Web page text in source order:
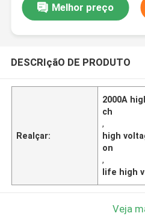
Melhor preço
DESCRIçãO DE PRODUTO
Realçar:
2000A
ch
,
high
on
,
life high
Veja